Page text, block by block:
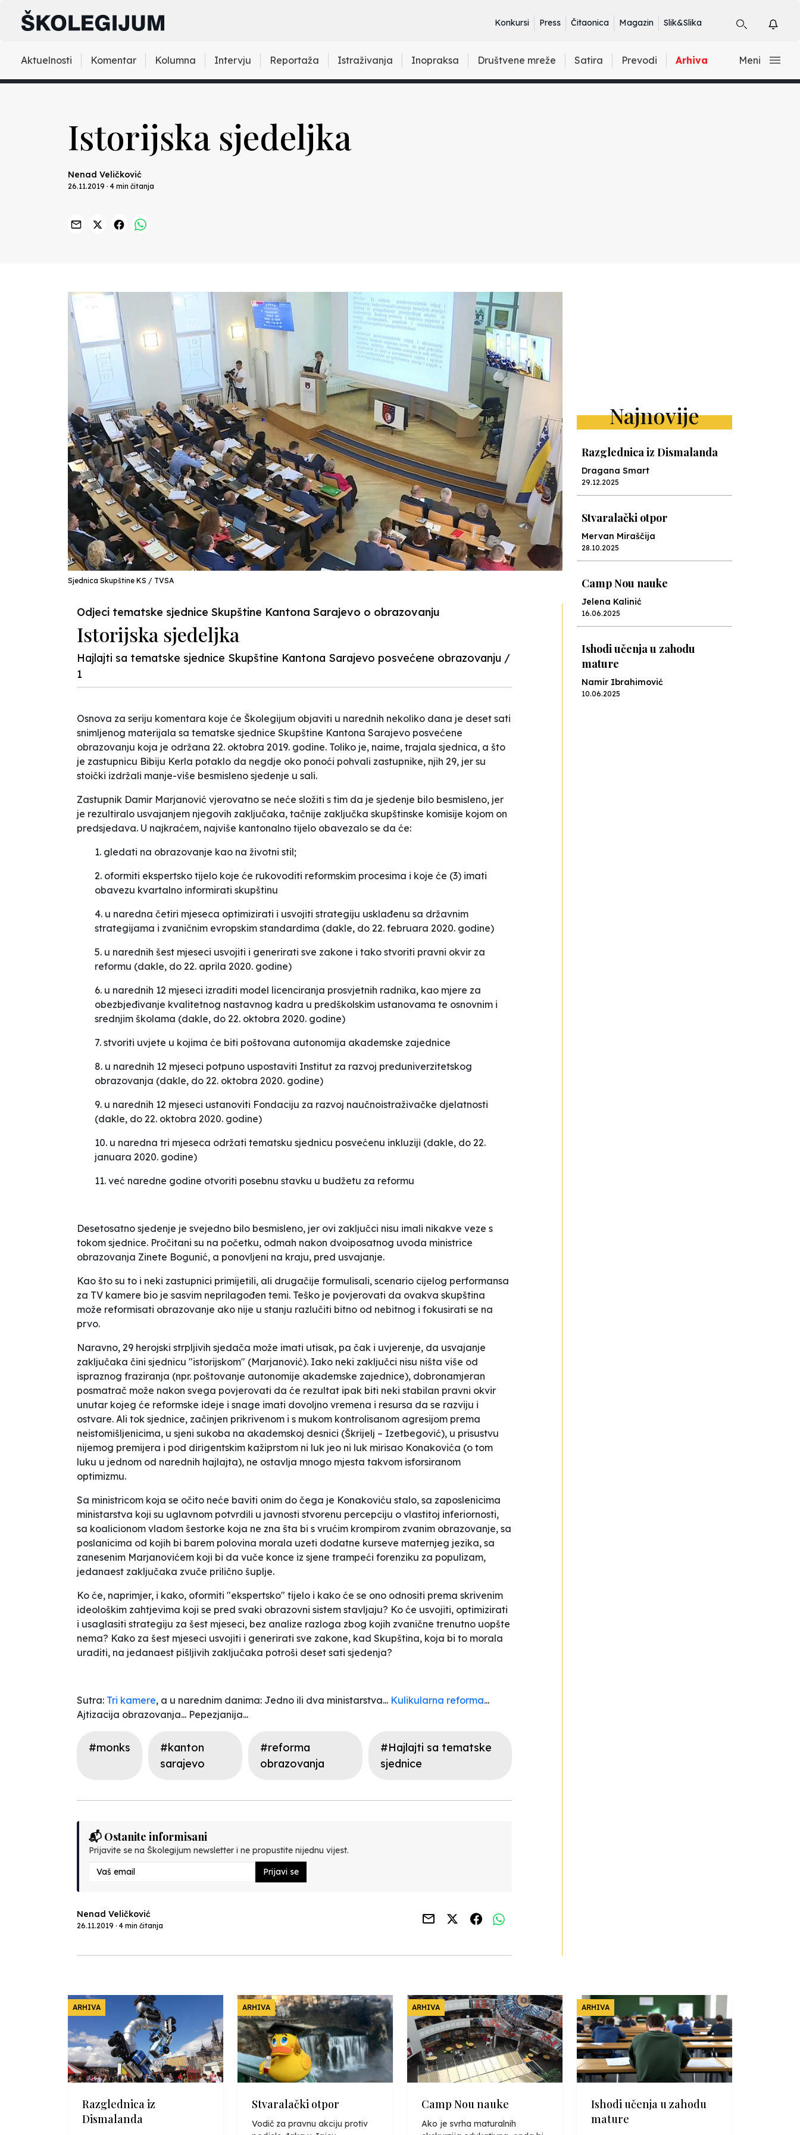
Konkursi Press Čitaonica Magazin Slik&Slika
Aktuelnosti Komentar Kolumna Intervju Reportaža Istraživanja Inopraksa Društvene mreže Satira Prevodi Arhiva Meni
Istorijska sjedeljka
Nenad Veličković
26.11.2019 · 4 min čitanja
Sjednica Skupštine KS / TVSA
Odjeci tematske sjednice Skupštine Kantona Sarajevo o obrazovanju
Istorijska sjedeljka
Hajlajti sa tematske sjednice Skupštine Kantona Sarajevo posvećene obrazovanju /
1
Osnova za seriju komentara koje će Školegijum objaviti u narednih nekoliko dana je deset sati
snimljenog materijala sa tematske sjednice Skupštine Kantona Sarajevo posvećene
obrazovanju koja je održana 22. oktobra 2019. godine. Toliko je, naime, trajala sjednica, a što
je zastupnicu Bibiju Kerla potaklo da negdje oko ponoći pohvali zastupnike, njih 29, jer su
stoički izdržali manje-više besmisleno sjedenje u sali.
Zastupnik Damir Marjanović vjerovatno se neće složiti s tim da je sjedenje bilo besmisleno, jer
je rezultiralo usvajanjem njegovih zaključaka, tačnije zaključka skupštinske komisije kojom on
predsjedava. U najkraćem, najviše kantonalno tijelo obavezalo se da će:
1. gledati na obrazovanje kao na životni stil;
2. oformiti ekspertsko tijelo koje će rukovoditi reformskim procesima i koje će (3) imati
obavezu kvartalno informirati skupštinu
4. u naredna četiri mjeseca optimizirati i usvojiti strategiju usklađenu sa državnim
strategijama i zvaničnim evropskim standardima (dakle, do 22. februara 2020. godine)
5. u narednih šest mjeseci usvojiti i generirati sve zakone i tako stvoriti pravni okvir za
reformu (dakle, do 22. aprila 2020. godine)
6. u narednih 12 mjeseci izraditi model licenciranja prosvjetnih radnika, kao mjere za
obezbjeđivanje kvalitetnog nastavnog kadra u predškolskim ustanovama te osnovnim i
srednjim školama (dakle, do 22. oktobra 2020. godine)
7. stvoriti uvjete u kojima će biti poštovana autonomija akademske zajednice
8. u narednih 12 mjeseci potpuno uspostaviti Institut za razvoj preduniverzitetskog
obrazovanja (dakle, do 22. oktobra 2020. godine)
9. u narednih 12 mjeseci ustanoviti Fondaciju za razvoj naučnoistraživačke djelatnosti
(dakle, do 22. oktobra 2020. godine)
10. u naredna tri mjeseca održati tematsku sjednicu posvećenu inkluziji (dakle, do 22.
januara 2020. godine)
11. već naredne godine otvoriti posebnu stavku u budžetu za reformu
Desetosatno sjedenje je svejedno bilo besmisleno, jer ovi zaključci nisu imali nikakve veze s
tokom sjednice. Pročitani su na početku, odmah nakon dvoiposatnog uvoda ministrice
obrazovanja Zinete Bogunić, a ponovljeni na kraju, pred usvajanje.
Kao što su to i neki zastupnici primijetili, ali drugačije formulisali, scenario cijelog performansa
za TV kamere bio je sasvim neprilagođen temi. Teško je povjerovati da ovakva skupština
može reformisati obrazovanje ako nije u stanju razlučiti bitno od nebitnog i fokusirati se na
prvo.
Naravno, 29 herojski strpljivih sjedača može imati utisak, pa čak i uvjerenje, da usvajanje
zaključaka čini sjednicu "istorijskom" (Marjanović). Iako neki zaključci nisu ništa više od
ispraznog fraziranja (npr. poštovanje autonomije akademske zajednice), dobronamjeran
posmatrač može nakon svega povjerovati da će rezultat ipak biti neki stabilan pravni okvir
unutar kojeg će reformske ideje i snage imati dovoljno vremena i resursa da se razviju i
ostvare. Ali tok sjednice, začinjen prikrivenom i s mukom kontrolisanom agresijom prema
neistomišljenicima, u sjeni sukoba na akademskoj desnici (Škrijelj – Izetbegović), u prisustvu
nijemog premijera i pod dirigentskim kažiprstom ni luk jeo ni luk mirisao Konakovića (o tom
luku u jednom od narednih hajlajta), ne ostavlja mnogo mjesta takvom isforsiranom
optimizmu.
Sa ministricom koja se očito neće baviti onim do čega je Konakoviću stalo, sa zaposlenicima
ministarstva koji su uglavnom potvrdili u javnosti stvorenu percepciju o vlastitoj inferiornosti,
sa koalicionom vladom šestorke koja ne zna šta bi s vrućim krompirom zvanim obrazovanje, sa
poslanicima od kojih bi barem polovina morala uzeti dodatne kurseve maternjeg jezika, sa
zanesenim Marjanovićem koji bi da vuče konce iz sjene trampeći forenziku za populizam,
jedanaest zaključaka zvuče prilično šuplje.
Ko će, naprimjer, i kako, oformiti "ekspertsko" tijelo i kako će se ono odnositi prema skrivenim
ideološkim zahtjevima koji se pred svaki obrazovni sistem stavljaju? Ko će usvojiti, optimizirati
i usaglasiti strategiju za šest mjeseci, bez analize razloga zbog kojih zvanične trenutno uopšte
nema? Kako za šest mjeseci usvojiti i generirati sve zakone, kad Skupština, koja bi to morala
uraditi, na jedanaest pišljivih zaključaka potroši deset sati sjedenja?
Sutra: Tri kamere, a u narednim danima: Jedno ili dva ministarstva... Kulikularna reforma...
Ajtizacija obrazovanja... Pepezjanija...
#monks
#kanton
sarajevo
#reforma
obrazovanja
#Hajlajti sa tematske
sjednice
📬 Ostanite informisani
Prijavite se na Školegijum newsletter i ne propustite nijednu vijest.
Prijavi se
Nenad Veličković
26.11.2019 · 4 min čitanja
Najnovije
Razglednica iz Dismalanda
Dragana Smart
29.12.2025
Stvaralački otpor
Mervan Miraščija
28.10.2025
Camp Nou nauke
Jelena Kalinić
16.06.2025
Ishodi učenja u zahodu
mature
Namir Ibrahimović
10.06.2025
ARHIVA
Razglednica iz
Dismalanda
ARHIVA
Stvaralački otpor
Vodič za pravnu akciju protiv
ARHIVA
Camp Nou nauke
Ako je svrha maturalnih
ARHIVA
Ishodi učenja u zahodu
mature